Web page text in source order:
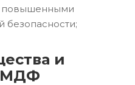
повышенными
безопасности;
и
МДФ